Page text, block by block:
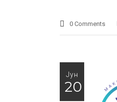
0 Comments
Јун
20